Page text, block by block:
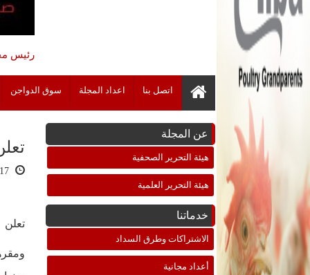
رئيس
اتصل بنا اعداد المجلة سوق الدواجن
عن المجلة
هيئة التحرير الصحفية
هيئة التحرير العلمية
خدماتنا
الاشتراكات وطرق السداد
أعداد مجانية
تعلن